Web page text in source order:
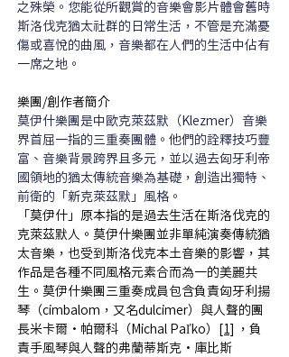
之殊榮。您能從所觀賞的音樂會影片體會舊時
斯洛伐克猶太社群的日常生活，不管是充滿憂
傷或喜悅的曲風，音樂都在人們的生活中佔有
一席之地。
樂團/創作者簡介
莫伊什樂團是中歐克萊茲默（Klezmer）音樂
界首屈一指的三重奏團體。他們的詮釋技巧豐
富、音樂背景跨界且多元，並以過去匈牙利帝
國領地的猶太傳統音樂為基礎，創造出獨特、
前衛的「新克萊茲默」風格。
「莫伊什」原本指的是過去生活在斯洛伐克的
克萊茲默人。莫伊什樂團並非單純演奏傳統猶
太音樂，也受到斯洛伐克本土音樂的影響，其
作品是各種不同風格元素合而為一的美麗共
生。莫伊什樂團三重奏成員包含負責匈牙利揚
琴（cimbalom，又名dulcimer）與人聲的團
長米卡爾・帕爾科（Michal Paľko）
[1]
，負
責手風琴與人聲的弗蘭蒂斯克・庫比斯